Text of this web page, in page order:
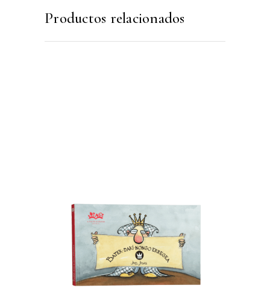
Productos relacionados